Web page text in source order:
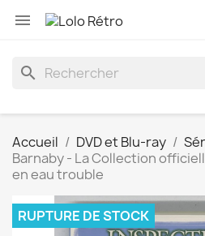

search
Accueil DVD et Blu-ray
Barnaby - La Collection
en eau trouble
RUPTURE DE STOCK